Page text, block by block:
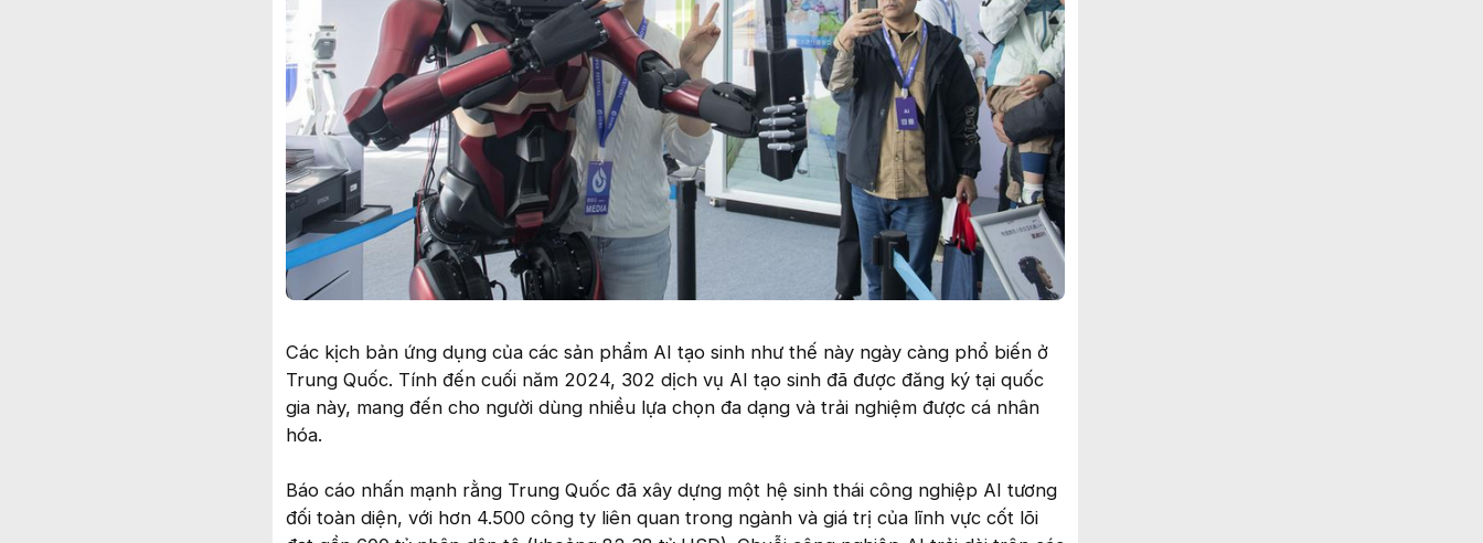
Các kịch bản ứng dụng của các sản phẩm AI tạo sinh như thế này ngày càng phổ biến ở
Trung Quốc. Tính đến cuối năm 2024, 302 dịch vụ AI tạo sinh đã được đăng ký tại quốc
gia này, mang đến cho người dùng nhiều lựa chọn đa dạng và trải nghiệm được cá nhân
hóa.
Báo cáo nhấn mạnh rằng Trung Quốc đã xây dựng một hệ sinh thái công nghiệp AI tương
đối toàn diện, với hơn 4.500 công ty liên quan trong ngành và giá trị của lĩnh vực cốt lõi